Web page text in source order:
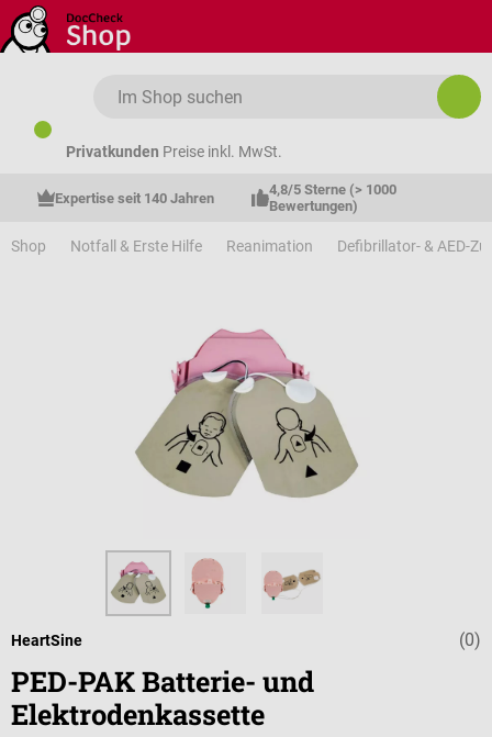
Zum Hauptinhalt springen
Privatkunden Preise inkl. MwSt.
Expertise seit 140 Jahren
4,8/5 Sterne (> 1000
Bewertungen)
Shop Notfall & Erste Hilfe Reanimation Defibrillator- & AED-
(0)
HeartSine
PED-PAK Batterie- und
Elektrodenkassette